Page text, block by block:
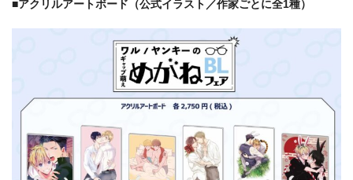
■アクリルアートボード（公式イラスト／作家ごとに全1種）